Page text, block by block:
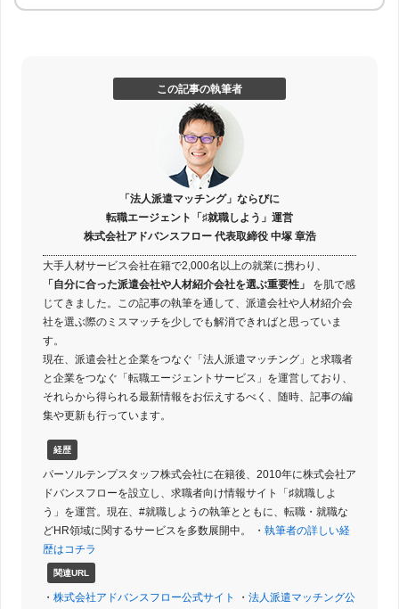
この記事の執筆者
「法人派遣マッチング」ならびに
転職エージェント「♯就職しよう」運営
株式会社アドバンスフロー 代表取締役 中塚 章浩
大手人材サービス会社在籍で2,000名以上の就業に携わり、
「自分に合った派遣会社や人材紹介会社を選ぶ重要性」
を肌で感
じてきました。この記事の執筆を通して、派遣会社や人材紹介会
社を選ぶ際のミスマッチを少しでも解消できればと思っていま
す。
現在、派遣会社と企業をつなぐ「法人派遣マッチング」と求職者
と企業をつなぐ「転職エージェントサービス」を運営しており、
それらから得られる最新情報をお伝えするべく、随時、記事の編
集や更新も行っています。
経歴
パーソルテンプスタッフ株式会社に在籍後、2010年に株式会社ア
ドバンスフローを設立し、求職者向け情報サイト「♯就職しよ
う」を運営。現在、#就職しようの執筆とともに、転職・就職な
どHR領域に関するサービスを多数展開中。 ・ 執筆者の詳しい経
歴はコチラ
関連URL
・ 株式会社アドバンスフロー公式サイト ・ 法人派遣マッチング公